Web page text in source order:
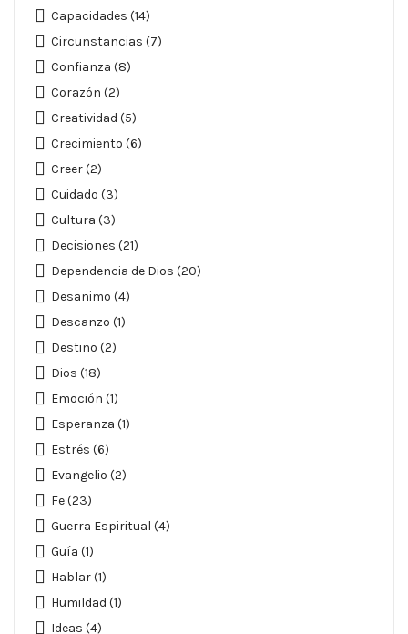
Capacidades (14)
Circunstancias (7)
Confianza (8)
Corazón (2)
Creatividad (5)
Crecimiento (6)
Creer(2)
Cuidado (3)
Cultura (3)
Decisiones (21)
Dependencia de Dios (20)
Desanimo (4)
Descanzo (1)
Destino (2)
Dios (18)
Emoción (1)
Esperanza (1)
Estrés (6)
Evangelio (2)
Fe(23)
Guerra Espiritual (4)
Guía (1)
Hablar(1)
Humildad (1)
Ideas (4)